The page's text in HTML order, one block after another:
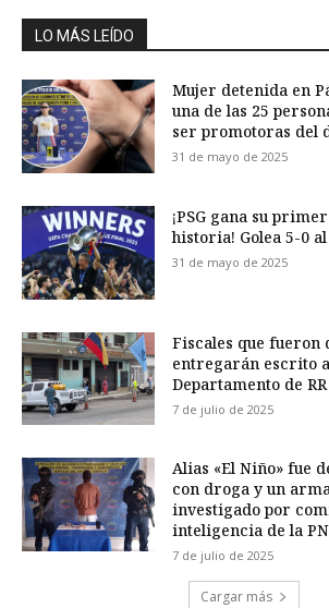
LO MÁS LEÍDO
Mujer detenida en
una de las 25
ser promotoras del
31 de mayo de 2025
¡PSG gana su
historia! Golea 5-0
31 de mayo de 2025
Fiscales que fueron
entregarán escrito
Departamento de
7 de julio de 2025
Alias «El Niño» fue
con droga y un
investigado por
inteligencia de la
7 de julio de 2025
Cargar más